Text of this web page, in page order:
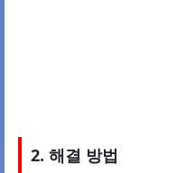
2. 해결 방법